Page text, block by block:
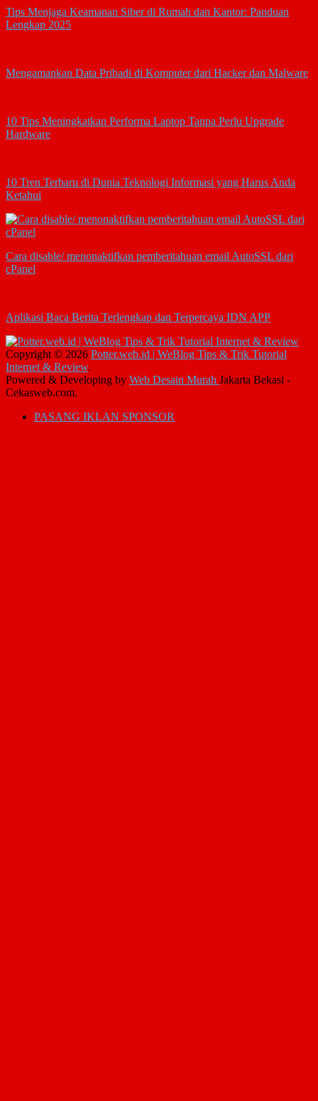
Tips Menjaga Keamanan Siber di Rumah dan Kantor: Panduan
Lengkap 2025
Mengamankan Data Pribadi di Komputer dari Hacker dan Malware
10 Tips Meningkatkan Performa Laptop Tanpa Perlu Upgrade
Hardware
10 Tren Terbaru di Dunia Teknologi Informasi yang Harus Anda
Ketahui
Cara disable/ menonaktifkan pemberitahuan email AutoSSL dari
cPanel
Aplikasi Baca Berita Terlengkap dan Terpercaya IDN APP
Copyright © 2026 Potter.web.id | WeBlog Tips & Trik Tutorial
Internet & Review.
Powered & Developing by Web Desain Murah Jakarta Bekasi -
Cekasweb.com.
PASANG IKLAN SPONSOR